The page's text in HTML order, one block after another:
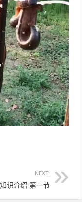
NEXT:
识介绍 第一节